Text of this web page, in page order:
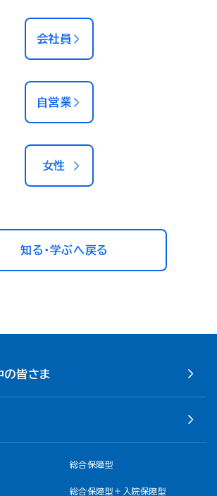
会社員
自営業
女性
知る・学ぶへ戻る
の皆さま
総合保障型
総合保障型＋入院保障型